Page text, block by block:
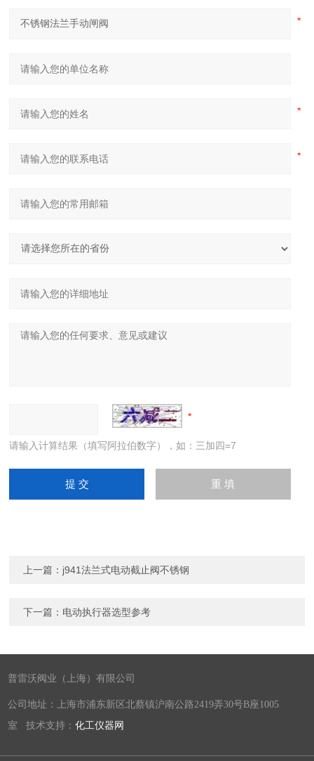
请输入计算结果（填写阿拉伯数字），如：三加四=7
上一篇： j941法兰式电动截止阀不锈钢
下一篇： 电动执行器选型参考
普雷沃阀业（上海）有限公司
公司地址：上海市浦东新区北蔡镇沪南公路2419弄30号B座1005
室 技术支持：化工仪器网